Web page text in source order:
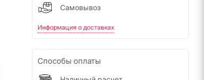
Самовывоз
Информация о доставках
Способы оплаты